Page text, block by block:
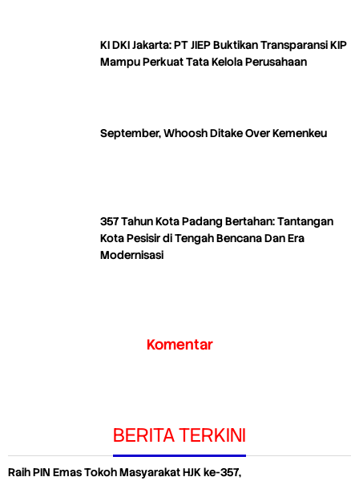
KI DKI Jakarta: PT JIEP Buktikan Transparansi KIP
Mampu Perkuat Tata Kelola Perusahaan
September, Whoosh Ditake Over Kemenkeu
357 Tahun Kota Padang Bertahan: Tantangan
Kota Pesisir di Tengah Bencana Dan Era
Modernisasi
Komentar
BERITA TERKINI
Raih PIN Emas Tokoh Masyarakat HJK ke-357,